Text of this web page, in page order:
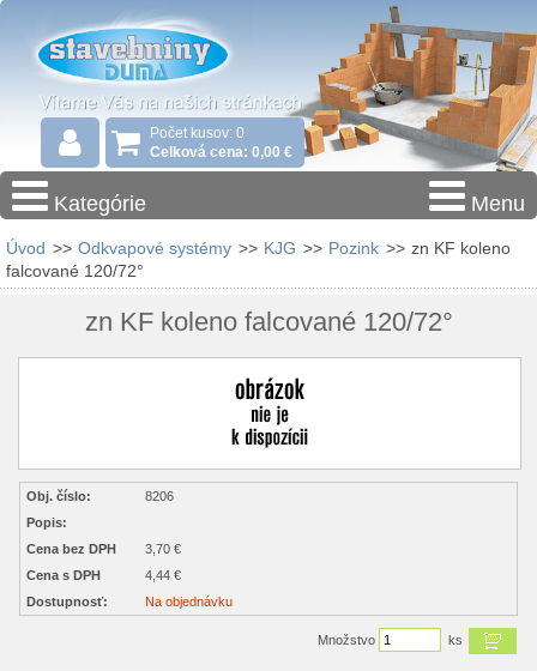
Počet kusov: 0
Celková cena: 0,00 €
Kategórie Menu
Úvod >> Odkvapové systémy >> KJG >> Pozink >> zn KF koleno
falcované 120/72°
zn KF koleno falcované 120/72°
Obj. číslo:
8206
Popis:
Cena bez DPH
3,70 €
Cena s DPH
4,44 €
Dostupnosť:
Na objednávku
Množstvo ks